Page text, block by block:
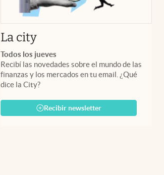
La cityabre en nueva pestaña
Todos los jueves
Recibí las novedades sobre el mundo de las
finanzas y los mercados en tu email. ¿Qué
dice la City?
Recibir newsletter